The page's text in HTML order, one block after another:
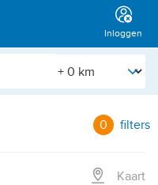
Inloggen
[Straal]
0 filters
Kaart